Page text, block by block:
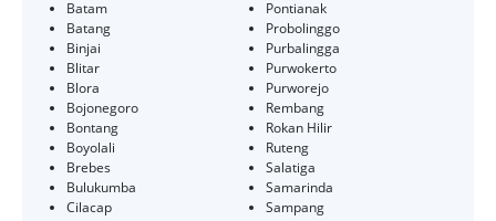
Batam
Batang
Binjai
Blitar
Blora
Bojonegoro
Bontang
Boyolali
Brebes
Bulukumba
Cilacap
Pontianak
Probolinggo
Purbalingga
Purwokerto
Purworejo
Rembang
Rokan Hilir
Ruteng
Salatiga
Samarinda
Sampang